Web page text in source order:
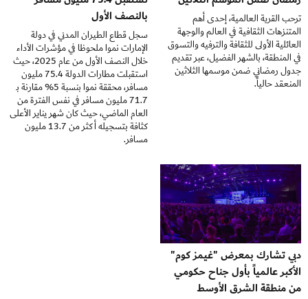
ترحب القرية العالمية، إحدى أهم
المتنزهات الثقافية في العالم والوجهة
العائلية الأولى للثقافة والترفيه والتسوق
في المنطقة، بالشهر الفضيل، عبر تقديم
جدول رمضاني ضمن موسمها الثلاثين
المنعقد حالياً.
بالنصف الأول
سجل قطاع الطيران المدني في دولة
الإمارات نموا ملحوظا في مؤشرات الأداء
خلال النصف الأول من عام 2025، حيث
استقبلت مطارات الدولة 75.4 مليون
مسافر، محققة نموا بنسبة 5% مقارنة بـ
71.7 مليون مسافر في نفس الفترة من
العام الماضي، حيث كان شهر يناير الأعلى
كثافة بتسجيله أكثر من 13.7 مليون
مسافر.
دبي تشارك بمعرض "غيمز كوم"
الأكبر عالمياً بأول جناح حكومي
من منطقة الشرق الأوسط